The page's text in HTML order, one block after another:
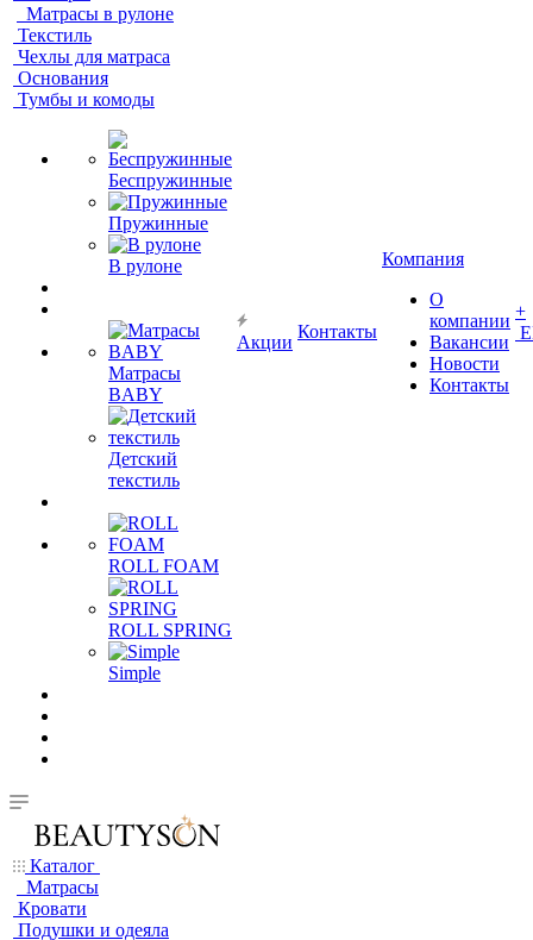
Матрасы в рулоне
Текстиль
Чехлы для матраса
Основания
Тумбы и комоды
Беспружинные
Пружинные
В рулоне
Матрасы
BABY
Детский
текстиль
ROLL FOAM
ROLL SPRING
Simple
Акции
Контакты
Компания
О
компании
Вакансии
Новости
Контакты
+
Каталог
Матрасы
Кровати
Подушки и одеяла